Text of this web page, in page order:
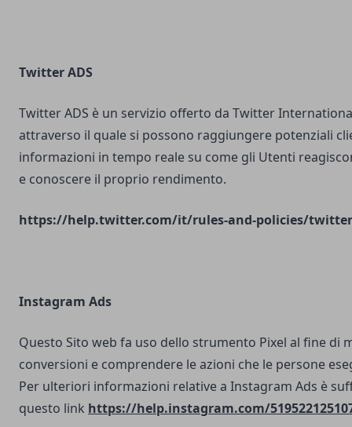
Twitter ADS
Twitter ADS è un servizio offerto da Twitter
attraverso il quale si possono raggiungere potenziali
informazioni in tempo reale su come gli Utenti
e conoscere il proprio rendimento.
https://help.twitter.com/it/rules-and-policies/
Instagram Ads
Questo Sito web fa uso dello strumento Pixel al fine di
conversioni e comprendere le azioni che le persone
Per ulteriori informazioni relative a Instagram Ads è
questo link https://help.instagram.com/